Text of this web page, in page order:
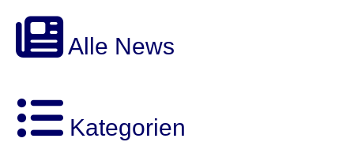
Alle News
Kategorien